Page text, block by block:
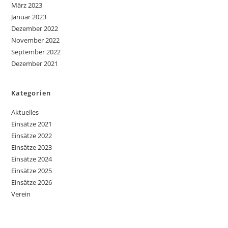
März 2023
Januar 2023
Dezember 2022
November 2022
September 2022
Dezember 2021
Kategorien
Aktuelles
Einsätze 2021
Einsätze 2022
Einsätze 2023
Einsätze 2024
Einsätze 2025
Einsätze 2026
Verein